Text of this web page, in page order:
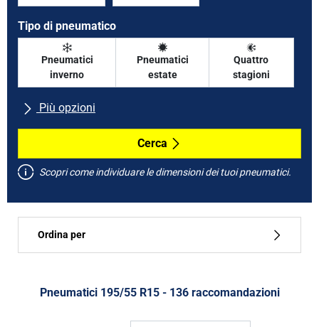
Tipo di pneumatico
Pneumatici
inverno
Pneumatici
estate
Quattro
stagioni
Più opzioni
Tutte le marche
Tipo di vettura
Run flat
Cerca
Scopri come individuare le dimensioni dei tuoi pneumatici.
Ordina per
Tipo di pneumatico
Pneumatici ‎195/55 R15 - 136 raccomandazioni